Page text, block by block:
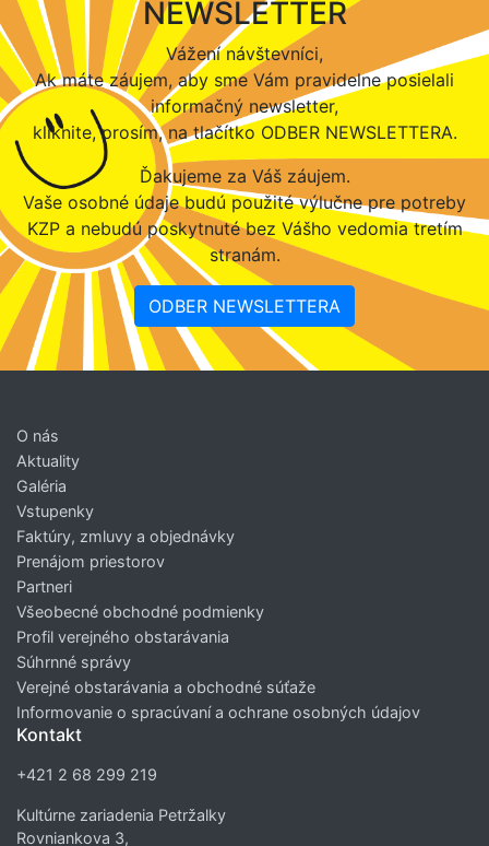
NEWSLETTER
Vážení návštevníci,
Ak máte záujem, aby sme Vám pravidelne posielali
informačný newsletter,
kliknite, prosím, na tlačítko ODBER NEWSLETTERA.
Ďakujeme za Váš záujem.
Vaše osobné údaje budú použité výlučne pre potreby
KZP a nebudú poskytnuté bez Vášho vedomia tretím
stranám.
ODBER NEWSLETTERA
O nás
Aktuality
Galéria
Vstupenky
Faktúry, zmluvy a objednávky
Prenájom priestorov
Partneri
Všeobecné obchodné podmienky
Profil verejného obstarávania
Súhrnné správy
Verejné obstarávania a obchodné súťaže
Informovanie o spracúvaní a ochrane osobných údajov
Kontakt
+421 2 68 299 219
Kultúrne zariadenia Petržalky
Rovniankova 3,